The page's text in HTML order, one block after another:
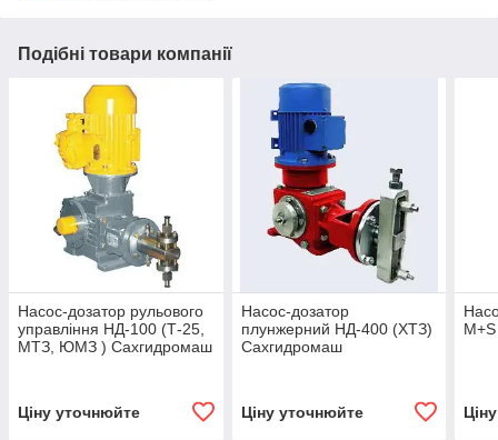
Подібні товари компанії
Насос-дозатор рульового
управління НД-100 (Т-25,
МТЗ, ЮМЗ ) Сахгидромаш
Ціну уточнюйте
Насос-дозатор
плунжерний НД-400 (ХТЗ)
Сахгидромаш
Ціну уточнюйте